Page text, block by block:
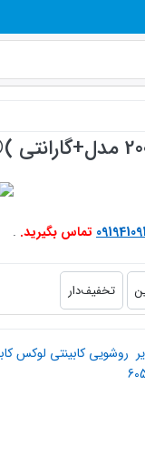
تماس بگیرید. .
تخفیف‌دار